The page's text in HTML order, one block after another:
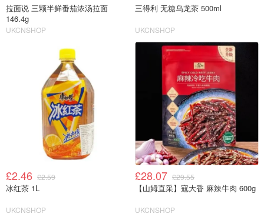
拉面说 三颗半鲜番茄浓汤拉面
146.4g
UKCNSHOP
三得利 无糖乌龙茶 500ml
UKCNSHOP
£2.46 £2.59
冰红茶 1L
UKCNSHOP
£28.07 £29.55
【山姆直采】寇大香 麻辣牛肉 600g
UKCNSHOP